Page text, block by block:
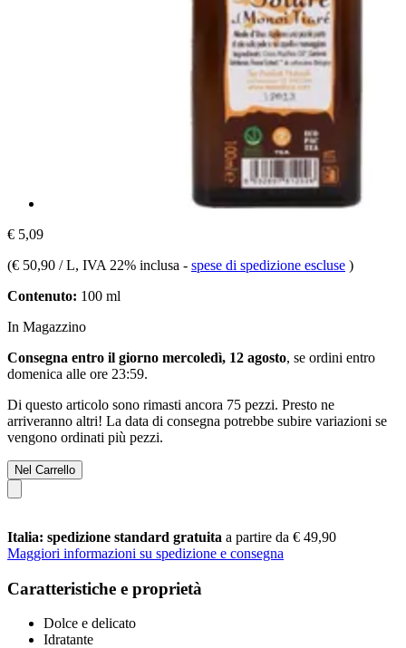
€ 5,09
(€ 50,90 / L, IVA 22% inclusa - spese di spedizione escluse )
Contenuto: 100 ml
In Magazzino
Consegna entro il giorno mercoledì, 12 agosto, se ordini entro
domenica alle ore 23:59.
Di questo articolo sono rimasti ancora 75 pezzi. Presto ne
arriveranno altri! La data di consegna potrebbe subire variazioni se
vengono ordinati più pezzi.
Nel Carrello
Italia: spedizione standard gratuita a partire da € 49,90
Maggiori informazioni su spedizione e consegna
Caratteristiche e proprietà
Dolce e delicato
Idratante